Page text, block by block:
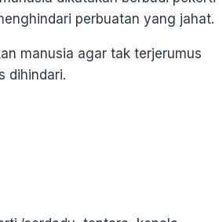
perbuatan yang jahat.
manusia agar tak terjerumus
dihindari.